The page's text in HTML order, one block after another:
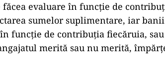
evaluare în funcție de
sumelor suplimentare, iar banii
funcție de contribuția fiecăruia,
merită sau nu merită,